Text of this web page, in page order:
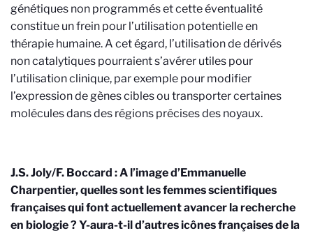
génétiques non programmés et cette éventualité
constitue un frein pour l’utilisation potentielle en
thérapie humaine. A cet égard, l’utilisation de dérivés
non catalytiques pourraient s’avérer utiles pour
l’utilisation clinique, par exemple pour modifier
l’expression de gènes cibles ou transporter certaines
molécules dans des régions précises des noyaux.
J.S. Joly/F. Boccard : A l’image d’Emmanuelle
Charpentier, quelles sont les femmes scientifiques
françaises qui font actuellement avancer la recherche
en biologie ? Y-aura-t-il d’autres icônes françaises de la